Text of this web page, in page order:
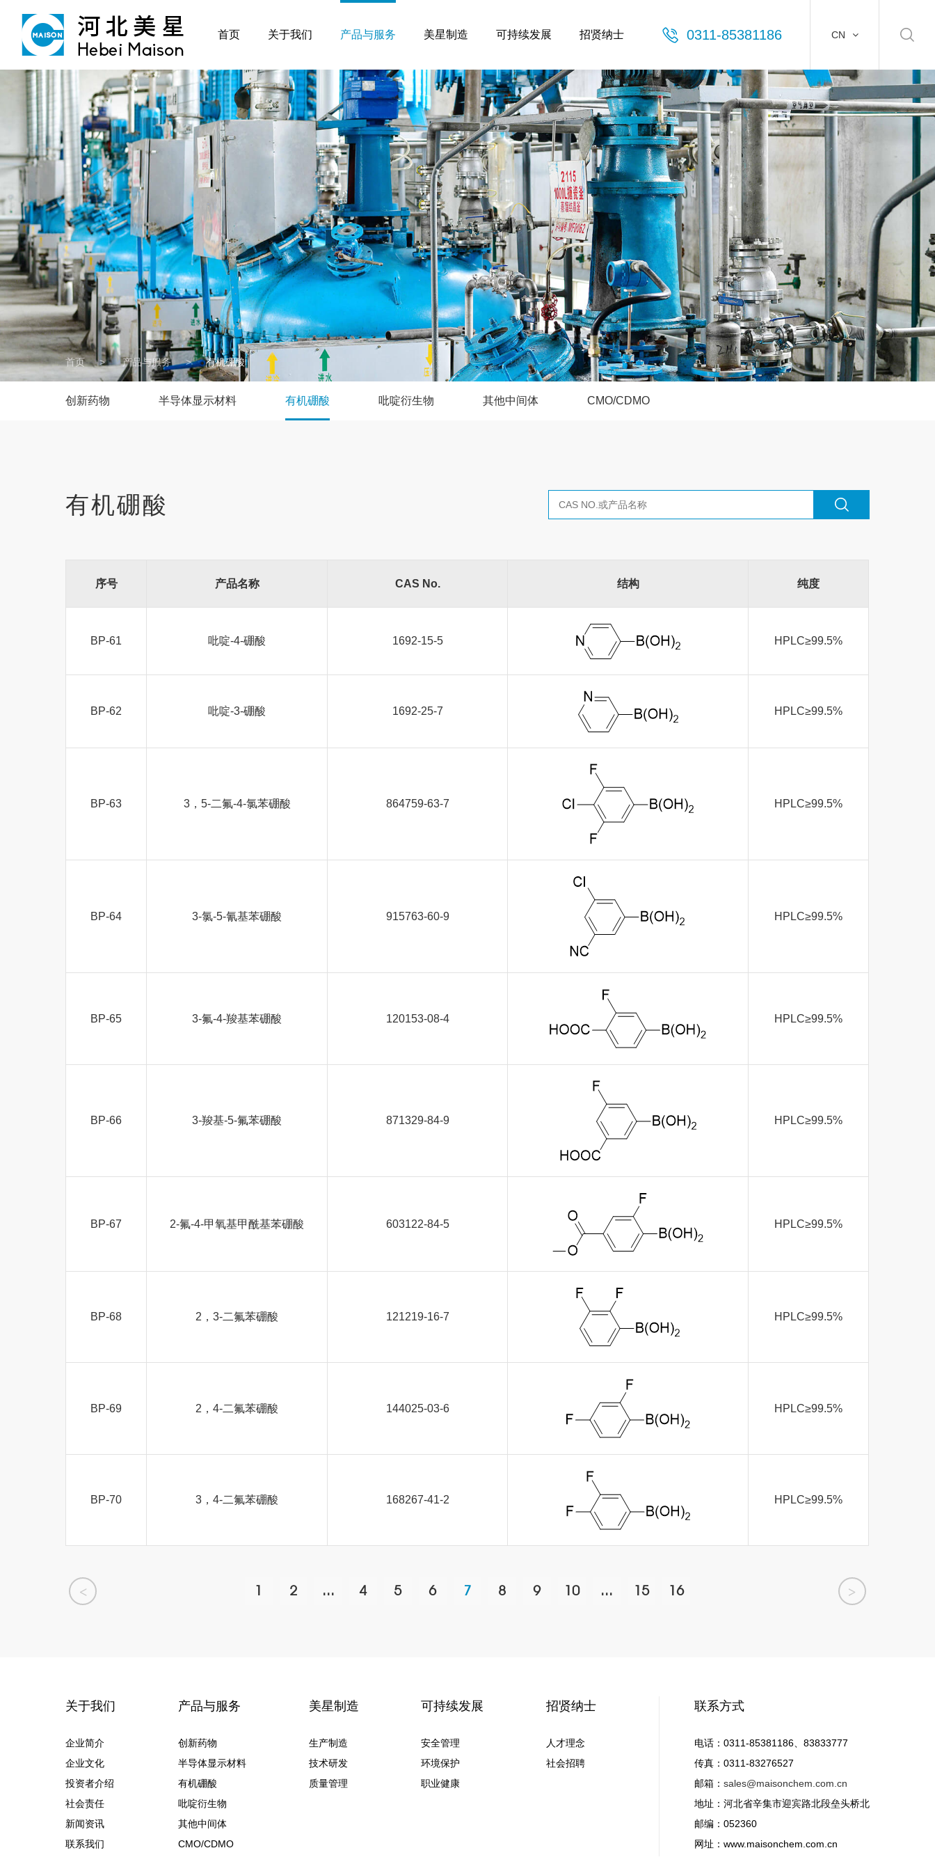
首页 关于我们 产品与服务 美星制造 可持续发展 招贤纳士
关于我们
产品与服务
美星制造
可持续发展
招贤纳士
0311-85381186 CN
首页 > 产品与服务 > 有机硼酸
创新药物 半导体显示材料 有机硼酸 吡啶衍生物 其他中间体 CMO/CDMO
有机硼酸
序号 产品名称 CAS No. 结构 纯度
BP-61 吡啶-4-硼酸 1692-15-5 HPLC≥99.5%
BP-62 吡啶-3-硼酸 1692-25-7 HPLC≥99.5%
BP-63 3，5-二氟-4-氯苯硼酸 864759-63-7 HPLC≥99.5%
BP-64 3-氯-5-氰基苯硼酸 915763-60-9 HPLC≥99.5%
BP-65 3-氟-4-羧基苯硼酸 120153-08-4 HPLC≥99.5%
BP-66 3-羧基-5-氟苯硼酸 871329-84-9 HPLC≥99.5%
BP-67 2-氟-4-甲氧基甲酰基苯硼酸 603122-84-5 HPLC≥99.5%
BP-68 2，3-二氟苯硼酸 121219-16-7 HPLC≥99.5%
BP-69 2，4-二氟苯硼酸 144025-03-6 HPLC≥99.5%
BP-70 3，4-二氟苯硼酸 168267-41-2 HPLC≥99.5%
< 1 2 ... 4 5 6 7 8 9 10 ... 15 16 >
关于我们
企业简介
企业文化
投资者介绍
社会责任
新闻资讯
联系我们
产品与服务
创新药物
半导体显示材料
有机硼酸
吡啶衍生物
其他中间体
CMO/CDMO
美星制造
生产制造
技术研发
质量管理
可持续发展
安全管理
环境保护
职业健康
招贤纳士
人才理念
社会招聘
联系方式
电话：0311-85381186、83833777
传真：0311-83276527
邮箱： sales@maisonchem.com.cn
地址：河北省辛集市迎宾路北段垒头桥北
邮编：052360
网址：www.maisonchem.com.cn